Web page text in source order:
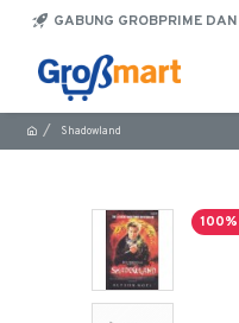
GABUNG GROBPRIME
Shadowland